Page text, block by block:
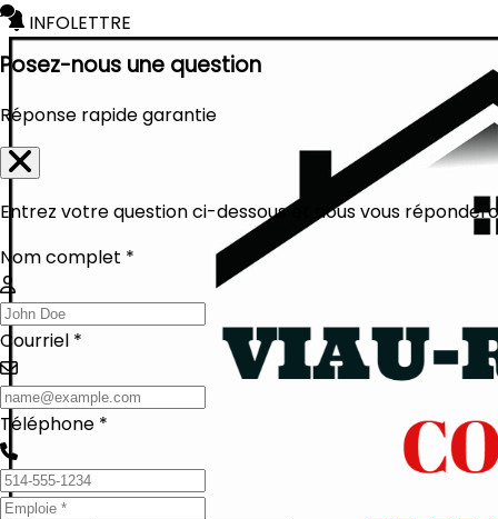
INFOLETTRE
Posez-nous une question
Réponse rapide garantie
Entrez votre question ci-dessous et nous vous
Nom complet *
Courriel *
Téléphone *